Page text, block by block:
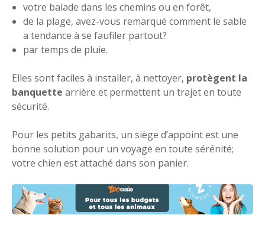
votre balade dans les chemins ou en forêt,
de la plage, avez-vous remarqué comment le sable
a tendance à se faufiler partout?
par temps de pluie.
Elles sont faciles à installer, à nettoyer, protègent la
banquette arrière et permettent un trajet en toute
sécurité.
Pour les petits gabarits, un siège d’appoint est une
bonne solution pour un voyage en toute sérénité;
votre chien est attaché dans son panier.